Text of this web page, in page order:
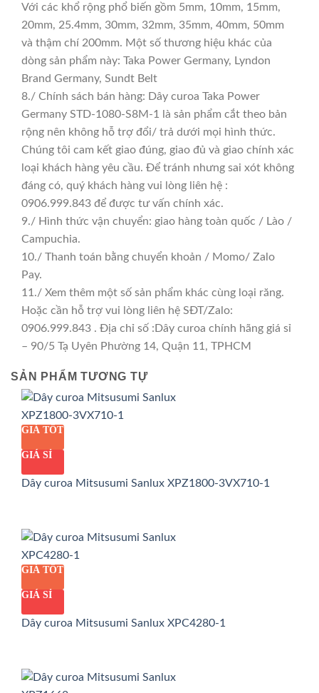
Với các khổ rộng phổ biến gồm 5mm, 10mm, 15mm,
20mm, 25.4mm, 30mm, 32mm, 35mm, 40mm, 50mm
và thậm chí 200mm. Một số thương hiệu khác của
dòng sản phẩm này: Taka Power Germany, Lyndon
Brand Germany, Sundt Belt
8./ Chính sách bán hàng: Dây curoa Taka Power
Germany STD-1080-S8M-1 là sản phẩm cắt theo bản
rộng nên không hỗ trợ đổi/ trả dưới mọi hình thức.
Chúng tôi cam kết giao đúng, giao đủ và giao chính xác
loại khách hàng yêu cầu. Để tránh nhưng sai xót không
đáng có, quý khách hàng vui lòng liên hệ :
0906.999.843 để được tư vấn chính xác.
9./ Hình thức vận chuyển: giao hàng toàn quốc / Lào /
Campuchia.
10./ Thanh toán bằng chuyển khoản / Momo/ Zalo
Pay.
11./ Xem thêm một số sản phẩm khác cùng loại răng.
Hoặc cần hỗ trợ vui lòng liên hệ SĐT/Zalo:
0906.999.843 . Địa chỉ số :Dây curoa chính hãng giá sỉ
– 90/5 Tạ Uyên Phường 14, Quận 11, TPHCM
SẢN PHẨM TƯƠNG TỰ
GIÁ TỐT
GIÁ SỈ
Dây curoa Mitsusumi Sanlux XPZ1800-3VX710-1
GIÁ TỐT
GIÁ SỈ
Dây curoa Mitsusumi Sanlux XPC4280-1